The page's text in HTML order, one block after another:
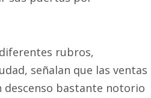
rubros,
señalan que las ventas
descenso bastante notorio